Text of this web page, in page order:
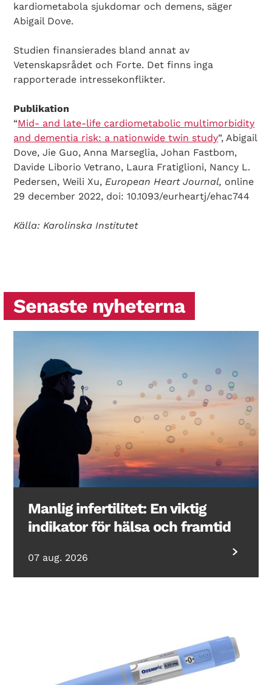
kardiometabola sjukdomar och demens, säger
Abigail Dove.
Studien finansierades bland annat av
Vetenskapsrådet och Forte. Det finns inga
rapporterade intressekonflikter.
Publikation
“Mid- and late-life cardiometabolic multimorbidity
and dementia risk: a nationwide twin study”, Abigail
Dove, Jie Guo, Anna Marseglia, Johan Fastbom,
Davide Liborio Vetrano, Laura Fratiglioni, Nancy L.
Pedersen, Weili Xu,European Heart Journal, online
29 december 2022, doi: 10.1093/eurheartj/ehac744
Källa: Karolinska Institutet
Senaste nyheterna
Manlig infertilitet: En viktig
indikator för hälsa och framtid
07 aug. 2026